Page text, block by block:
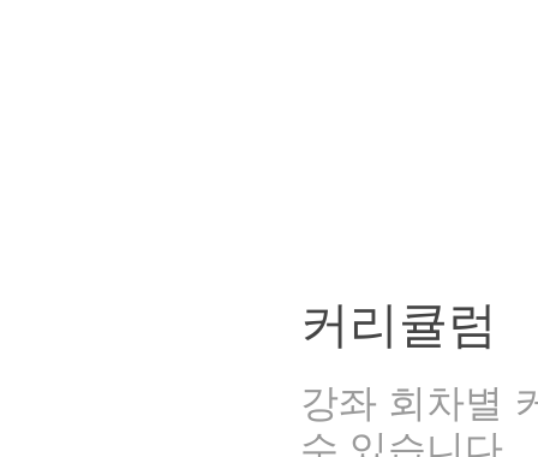
커리큘럼
강좌 회차별
수 있습니다.